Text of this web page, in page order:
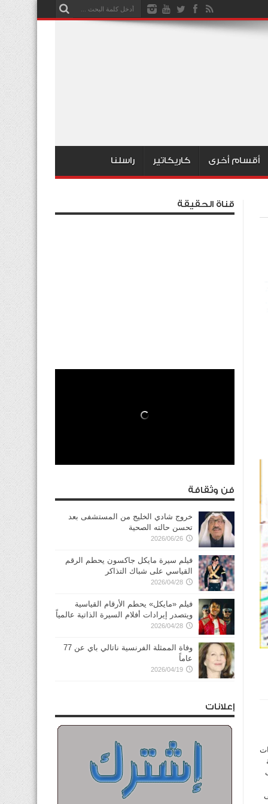
أقسام أخرى كاريكاتير راسلنا
قناة الحقيقة
فن وثقافة
خروج شادي الخليج من المستشفى بعد
تحسن حالته الصحية
2026/06/26
فيلم سيرة مايكل جاكسون يحطم الرقم
القياسي على شباك التذاكر
2026/04/28
فيلم «مايكل» يحطم الأرقام القياسية
ويتصدر إيرادات أفلام السيرة الذاتية عالمياً
2026/04/28
وفاة الممثلة الفرنسية ناتالي باي عن 77
عاماً
2026/04/19
إعلانات